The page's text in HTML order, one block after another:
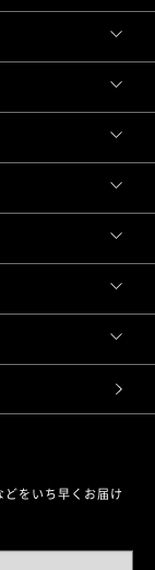
をいち早くお届け